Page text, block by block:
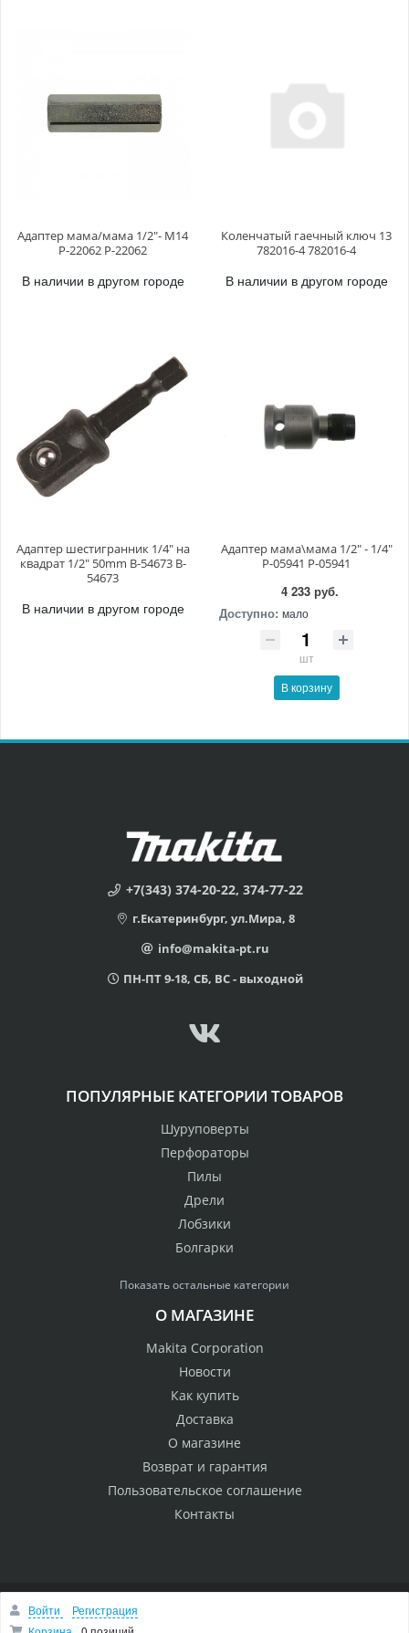
Адаптер мама/мама 1/2"- М14
P-22062 P-22062
В наличии в другом городе
Коленчатый гаечный ключ 13
782016-4 782016-4
В наличии в другом городе
Адаптер шестигранник 1/4" на
квадрат 1/2" 50mm B-54673 B-
54673
В наличии в другом городе
Адаптер мама\мама 1/2" - 1/4"
P-05941 P-05941
4 233 руб.
Доступно: мало
шт
В корзину
+7(343) 374-20-22, 374-77-22
г.Екатеринбург, ул.Мира, 8
info@makita-pt.ru
ПН-ПТ 9-18, СБ, ВС - выходной
ПОПУЛЯРНЫЕ КАТЕГОРИИ ТОВАРОВ
Шуруповерты
Перфораторы
Пилы
Дрели
Лобзики
Болгарки
Показать остальные категории
О МАГАЗИНЕ
Makita Corporation
Новости
Как купить
Доставка
О магазине
Возврат и гарантия
Пользовательское соглашение
Контакты
© 2005 Сервисный центр Макита
Войти
Регистрация